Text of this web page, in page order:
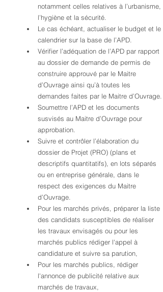
notamment celles relatives à l’urbanisme,
l’hygiène et la sécurité.
Le cas échéant, actualiser le budget et le
calendrier sur la base de l’APD.
Vérifier l’adéquation de l’APD par rapport
au dossier de demande de permis de
construire approuvé par le Maitre
d’Ouvrage ainsi qu’à toutes les
demandes faites par le Maitre d’Ouvrage.
Soumettre l’APD et les documents
susvisés au Maitre d’Ouvrage pour
approbation.
Suivre et contrôler l’élaboration du
dossier de Projet (PRO) (plans et
descriptifs quantitatifs), en lots séparés
ou en entreprise générale, dans le
respect des exigences du Maitre
d’Ouvrage.
Pour les marchés privés, préparer la liste
des candidats susceptibles de réaliser
les travaux envisagés ou pour les
marchés publics rédiger l'appel à
candidature et suivre sa parution,
Pour les marchés publics, rédiger
l'annonce de publicité relative aux
marchés de travaux,